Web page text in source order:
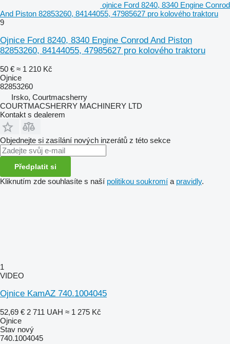
ojnice Ford 8240, 8340 Engine Conrod
And Piston 82853260, 84144055, 47985627 pro kolového traktoru
9
Ojnice Ford 8240, 8340 Engine Conrod And Piston
82853260, 84144055, 47985627 pro kolového traktoru
50 € ≈ 1 210 Kč
Ojnice
82853260
Irsko, Courtmacsherry
COURTMACSHERRY MACHINERY LTD
Kontakt s dealerem
Objednejte si zasílání nových inzerátů z této sekce
Předplatit si
Kliknutím zde souhlasíte s naší politikou soukromí a pravidly.
1
VIDEO
Ojnice KamAZ 740.1004045
52,69 € 2 711 UAH ≈ 1 275 Kč
Ojnice
Stav nový
740.1004045